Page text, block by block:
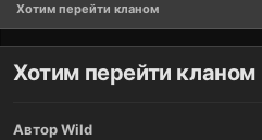
Хотим перейти кланом
Хотим перейти кланом
АвторWild